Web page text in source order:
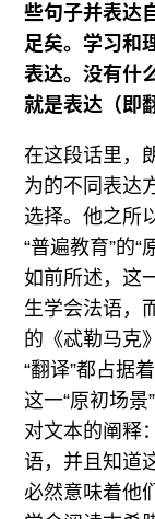
些句子并表达
足矣。学习和
表达。没有什
就是表达（即
在这段话里，
为的不同表达
选择。他之所
“普遍教育”的“
如前所述，这
生学会法语，
的《忒勒马克
“翻译”都占据
这一“原初场景
对文本的阐释
语，并且知道
必然意味着他